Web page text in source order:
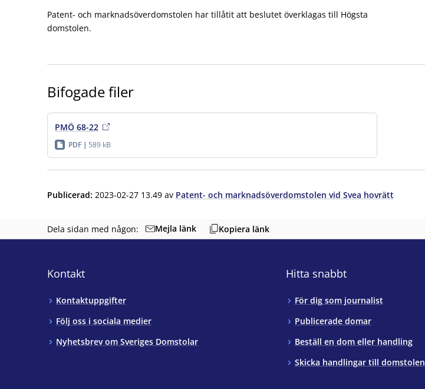
Patent- och marknadsöverdomstolen har tillåtit att beslutet överklagas till Högsta
domstolen.
Bifogade filer
PMÖ 68-22
PDF 589 kB
Publicerad: 2023-02-27 13.49 av Patent- och marknadsöverdomstolen vid Svea hovrätt
Dela sidan med någon: Mejla länk Kopiera länk
Kontakt
Kontaktuppgifter
Följ oss i sociala medier
Nyhetsbrev om Sveriges Domstolar
Hitta snabbt
För dig som journalist
Publicerade domar
Beställ en dom eller handling
Skicka handlingar till domstolen